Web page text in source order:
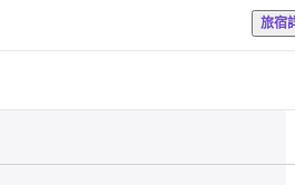
140釐米
旅宿